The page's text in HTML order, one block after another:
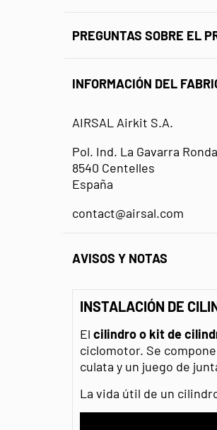
PREGUNTAS SOBRE EL
INFORMACIÓN DEL
AIRSAL Airkit S.A.
Pol. Ind. La Gavarra
8540 Centelles
España
contact@airsal.com
AVISOS Y NOTAS
INSTALACIÓN DE
El cilindro o kit de
ciclomotor. Se
culata y un juego de
La vida útil de un